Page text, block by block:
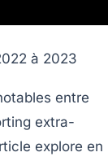
à 2023
entre
extra-
explore en